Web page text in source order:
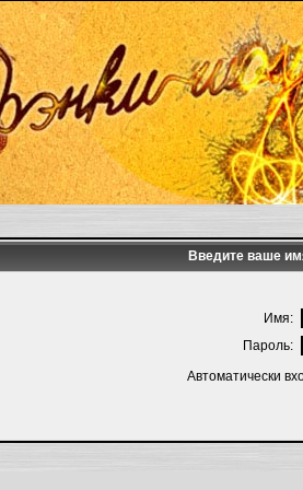
Введите ваше
Имя:
Пароль:
Автоматически